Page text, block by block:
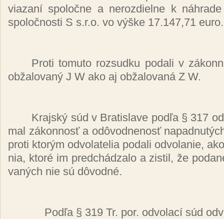
via­za­ní spo­loč­ne a ne­roz­diel­ne k
spo­loč­nos­ti S s.r.o. vo vý­ške 17.147,71 euro.
Pro­ti to­mu­to roz­sud­ku po­da­li v
ob­ža­lo­va­ný J W ako aj ob­ža­lo­va­ná Z W.
Kraj­ský súd v Bra­tis­la­ve pod­ľa § 317
mal zá­kon­nosť a od­ôvod­ne­nosť
pro­ti kto­rým od­vo­la­te­lia po­da­li od­vo­la­nie,
nia, kto­ré im pred­chá­dza­lo a zis­til, že
va­ných nie sú dô­vod­né.
Pod­ľa § 319 Tr. por. od­vo­la­cí súd